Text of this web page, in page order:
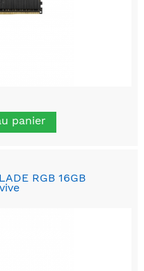
panier
RGB 16GB